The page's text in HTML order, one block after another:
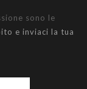
sono le
e inviaci la tua